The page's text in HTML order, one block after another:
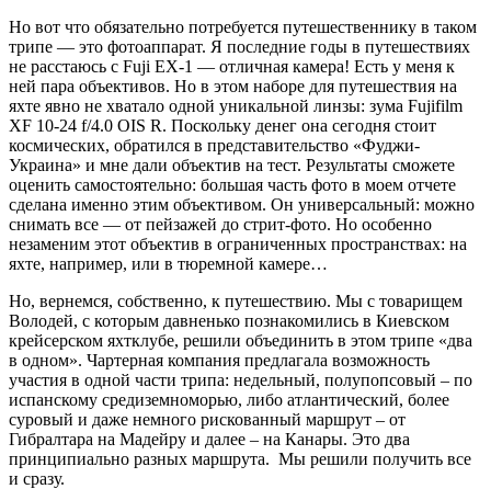
Но вот что обязательно потребуется путешественнику в таком
трипе — это фотоаппарат. Я последние годы в путешествиях
не расстаюсь с Fuji EX-1 — отличная камера! Есть у меня к
ней пара объективов. Но в этом наборе для путешествия на
яхте явно не хватало одной уникальной линзы: зума Fujifilm
XF 10-24 f/4.0 OIS R. Поскольку денег она сегодня стоит
космических, обратился в представительство «Фуджи-
Украина» и мне дали объектив на тест. Результаты сможете
оценить самостоятельно: большая часть фото в моем отчете
сделана именно этим объективом. Он универсальный: можно
снимать все — от пейзажей до стрит-фото. Но особенно
незаменим этот объектив в ограниченных пространствах: на
яхте, например, или в тюремной камере…
Но, вернемся, собственно, к путешествию. Мы с товарищем
Володей, с которым давненько познакомились в Киевском
крейсерском яхтклубе, решили объединить в этом трипе «два
в одном». Чартерная компания предлагала возможность
участия в одной части трипа: недельный, полупопсовый – по
испанскому средиземноморью, либо атлантический, более
суровый и даже немного рискованный маршрут – от
Гибралтара на Мадейру и далее – на Канары. Это два
принципиально разных маршрута. Мы решили получить все
и сразу.